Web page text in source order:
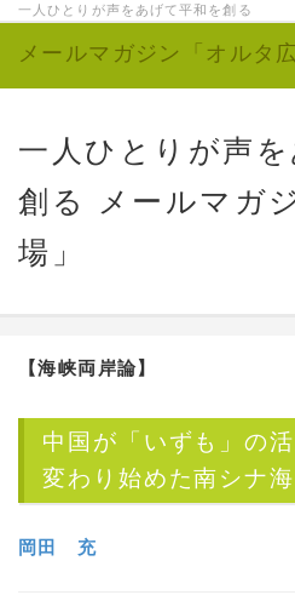
一人ひとりが声をあげて平和を創
メールマガジン「オルタ広
一人ひとりが声
創る メールマガ
場」
【海峡両岸論】
中国が「いずも」の
変わり始めた南シナ海
岡田 充